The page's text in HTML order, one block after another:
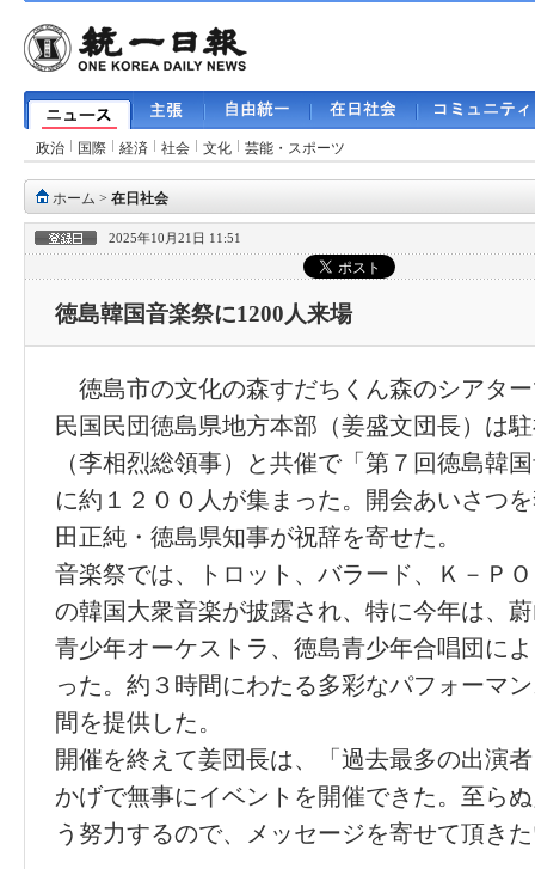
政治 国際 経済 社会 文化 芸能・スポーツ
ホーム > 在日社会
2025年10月21日 11:51
徳島韓国音楽祭に1200人来場
徳島市の文化の森すだちくん森のシアタ
民国民団徳島県地方本部（姜盛文団長）は
（李相烈総領事）と共催で「第７回徳島韓
に約１２００人が集まった。開会あいさつ
田正純・徳島県知事が祝辞を寄せた。
音楽祭では、トロット、バラード、Ｋ－Ｐ
の韓国大衆音楽が披露され、特に今年は、
青少年オーケストラ、徳島青少年合唱団に
った。約３時間にわたる多彩なパフォーマ
間を提供した。
開催を終えて姜団長は、「過去最多の出演
かげで無事にイベントを開催できた。至ら
う努力するので、メッセージを寄せて頂き